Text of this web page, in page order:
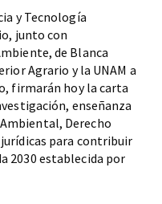
y Tecnología
junto con
de Blanca
Agrario y la UNAM a
firmarán hoy la carta
enseñanza
Derecho
para contribuir
2030 establecida por